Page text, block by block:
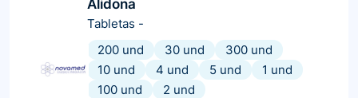
Alidona
Tabletas -
200 und
30 und
300 und
10 und
4 und 5 und
1 und
100 und
2 und